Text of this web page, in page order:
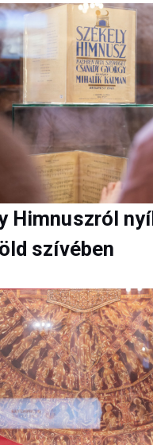
Himnuszról
szívében